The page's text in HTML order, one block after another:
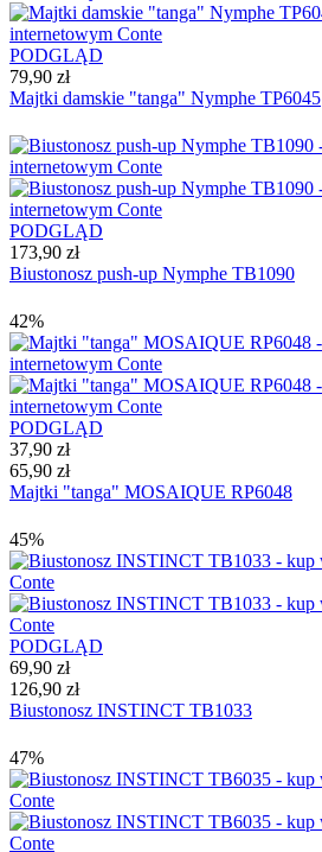
PODGLĄD
79,90 zł
Majtki damskie "tanga" Nymphe TP6045
PODGLĄD
173,90 zł
Biustonosz push-up Nymphe TB1090
42%
PODGLĄD
37,90 zł
65,90 zł
Majtki "tanga" MOSAIQUE RP6048
45%
PODGLĄD
69,90 zł
126,90 zł
Biustonosz INSTINCT TB1033
47%